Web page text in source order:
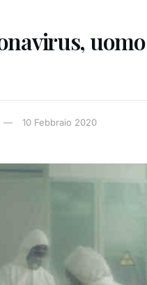
10 Febbraio 2020